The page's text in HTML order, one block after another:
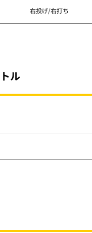
右投げ/右打ち
ル